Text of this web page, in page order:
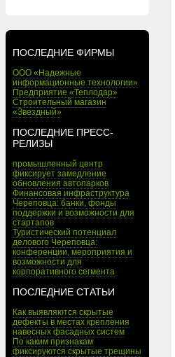
ПОСЛЕДНИЕ ФИРМЫ
ООО «Надежные
информационные технологии»
Предприятие «Теплодар»
Строительный магазин
«Звездный»
ПОСЛЕДНИЕ ПРЕСС-
РЕЛИЗЫ
промышленный центр
фиксирует замедление
обновления автопарков
Финансовая инфраструктура
Череповца: банки, фонды
поддержки и возможности для
стартапов
Туристический потенциал
делового Череповца:
конференции, мероприятия и
возможности для
корпоративного сегмента
ПОСЛЕДНИЕ СТАТЬИ
Как выявляются скрытые
дефекты в местах крепления
навесных фасадных систем
По каким признакам
фиксируются скрытые трещины